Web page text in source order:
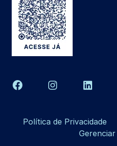
Política de Privacidade